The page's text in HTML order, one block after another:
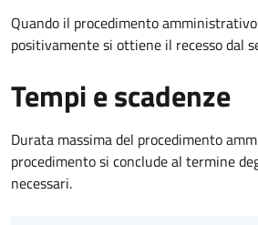
Quando il procedimento
positivamente si ottiene il recesso dal
Tempi e scadenze
Durata massima del procedimento
procedimento si conclude al termine
necessari.